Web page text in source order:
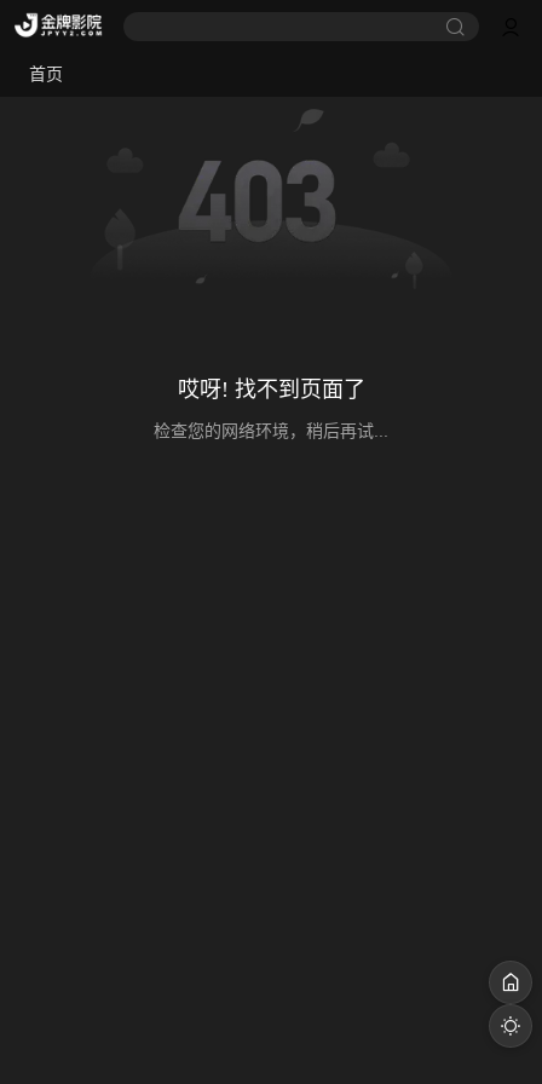
首页
哎呀! 找不到页面了
检查您的网络环境，稍后再试...